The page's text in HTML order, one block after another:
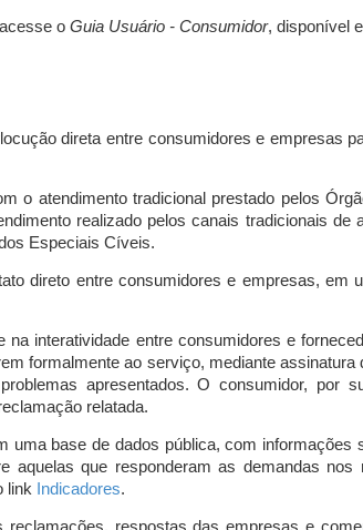
o Guia Usuário - Consumidor, disponível
direta entre consumidores e empresas
o atendimento tradicional prestado pelos
realizado pelos canais tradicionais de
Especiais Cíveis.
direto entre consumidores e empresas, em
interatividade entre consumidores e
formalmente ao serviço, mediante
apresentados. O consumidor, por
relatada.
base de dados pública, com
que responderam as demandas
link
Indicadores.